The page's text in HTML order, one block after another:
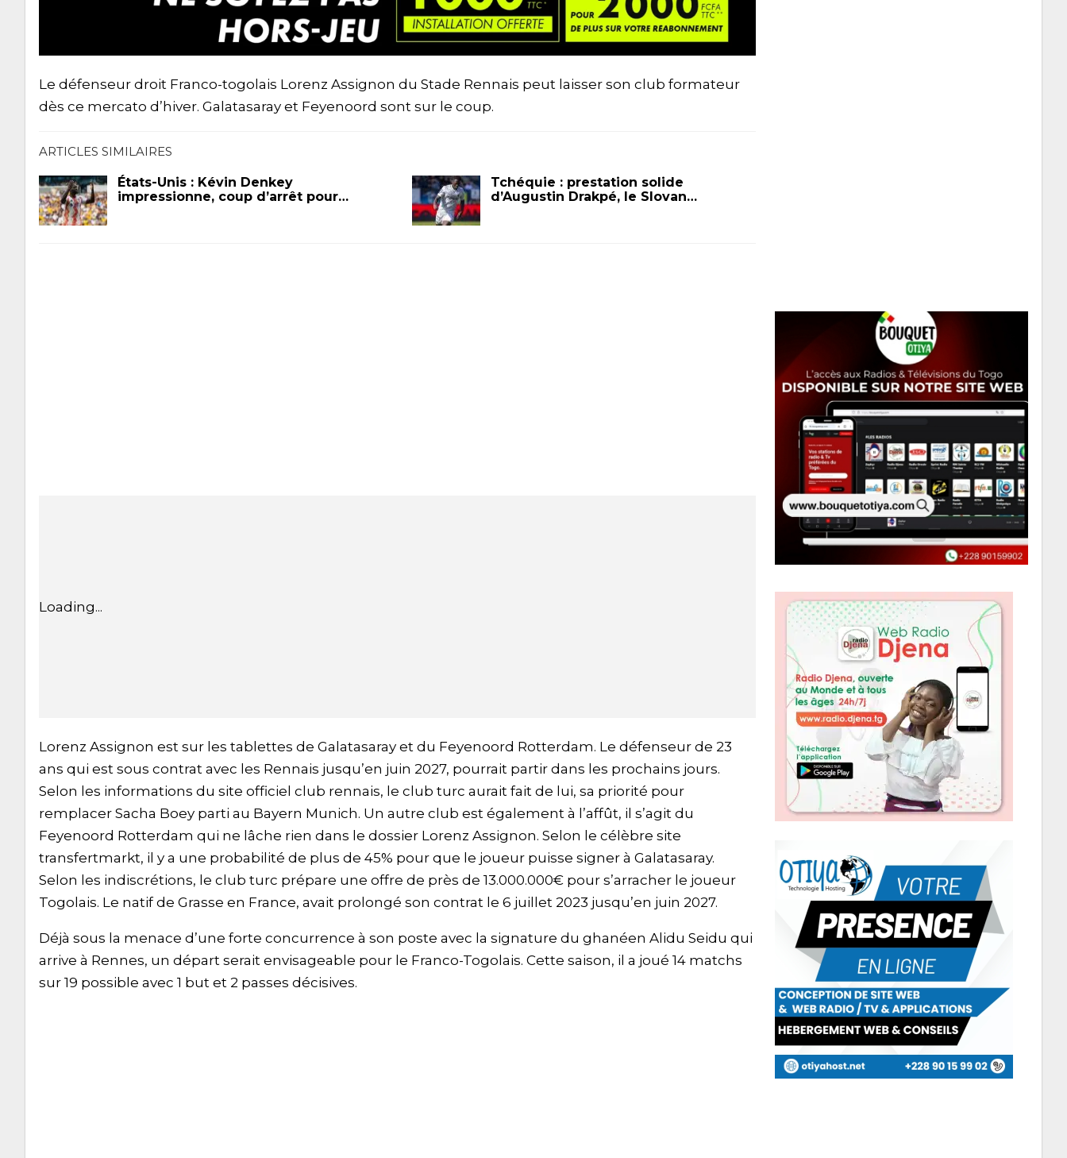
Le défenseur droit Franco-togolais Lorenz Assignon du Stade Rennais peut laisser son club formateur
dès ce mercato d’hiver. Galatasaray et Feyenoord sont sur le coup.
ARTICLES SIMILAIRES
États-Unis : Kévin Denkey
impressionne, coup d’arrêt pour…
Tchéquie : prestation solide
d’Augustin Drakpé, le Slovan…
Loading...
Lorenz Assignon est sur les tablettes de Galatasaray et du Feyenoord Rotterdam. Le défenseur de 23
ans qui est sous contrat avec les Rennais jusqu’en juin 2027, pourrait partir dans les prochains jours.
Selon les informations du site officiel club rennais, le club turc aurait fait de lui, sa priorité pour
remplacer Sacha Boey parti au Bayern Munich. Un autre club est également à l’affût, il s’agit du
Feyenoord Rotterdam qui ne lâche rien dans le dossier Lorenz Assignon. Selon le célèbre site
transfertmarkt, il y a une probabilité de plus de 45% pour que le joueur puisse signer à Galatasaray.
Selon les indiscrétions, le club turc prépare une offre de près de 13.000.000€ pour s’arracher le joueur
Togolais. Le natif de Grasse en France, avait prolongé son contrat le 6 juillet 2023 jusqu’en juin 2027.
Déjà sous la menace d’une forte concurrence à son poste avec la signature du ghanéen Alidu Seidu qui
arrive à Rennes, un départ serait envisageable pour le Franco-Togolais. Cette saison, il a joué 14 matchs
sur 19 possible avec 1 but et 2 passes décisives.